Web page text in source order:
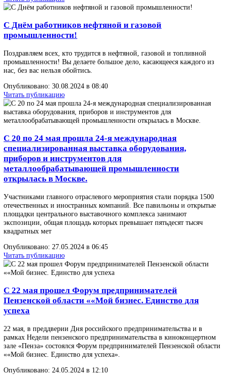
бизнес-миссией
В рамках бизнес-миссии ООО СКБ «Арматул» планируется
проведение встреч с предприятиями нефтегазовой и
отраслей. Компании настроены на поиск дилера в АР.
Опубликовано: 01.11.2024 в 06:30
В Санкт-Петербурге завершилось одно из
событий нефтегазовой отрасли - Петербургский
международный газовый форум – 2024 (ПМФГ-
Коллектив ООО СКБ «Арматул» принял участие в выставки,
проведены переговоры на тему изготовления и поставки
заказчиками.
Опубликовано: 15.10.2024 в 17:30
Читать публикацию
С Днём работников нефтяной и газовой
промышленности!
Поздравляем всех, кто трудится в нефтяной, газовой и
промышленности! Вы делаете большое дело, касающееся
нас, без вас нельзя обойтись.
Читать публикацию